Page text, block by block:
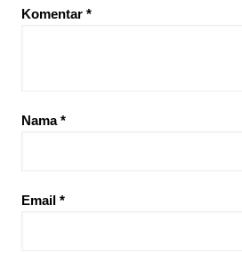
Komentar *
Nama*
Email *